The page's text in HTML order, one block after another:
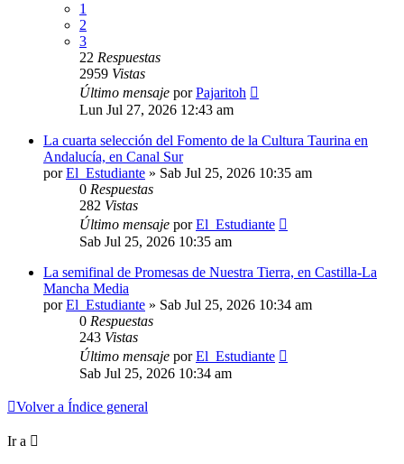
1
2
3
22 Respuestas
2959 Vistas
Último mensaje porPajaritoh
Lun Jul 27, 2026 12:43 am
La cuarta selección del Fomento de la Cultura Taurina en
Andalucía, en Canal Sur
porEl_Estudiante » Sab Jul 25, 2026 10:35 am
0 Respuestas
282 Vistas
Último mensaje porEl_Estudiante
Sab Jul 25, 2026 10:35 am
La semifinal de Promesas de Nuestra Tierra, en Castilla-La
Mancha Media
porEl_Estudiante » Sab Jul 25, 2026 10:34 am
0 Respuestas
243 Vistas
Último mensaje porEl_Estudiante
Sab Jul 25, 2026 10:34 am
Volver a Índice general
Ir a